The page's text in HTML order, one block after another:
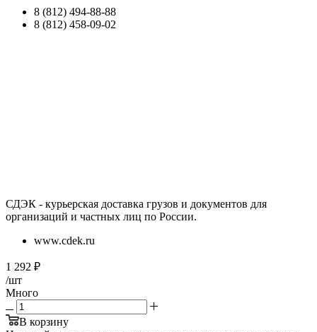
8 (812) 494-88-88
8 (812) 458-09-02
СДЭК - курьерская доставка грузов и документов для
организаций и частных лиц по России.
www.cdek.ru
1 292 ₽
/шт
Много
В корзину